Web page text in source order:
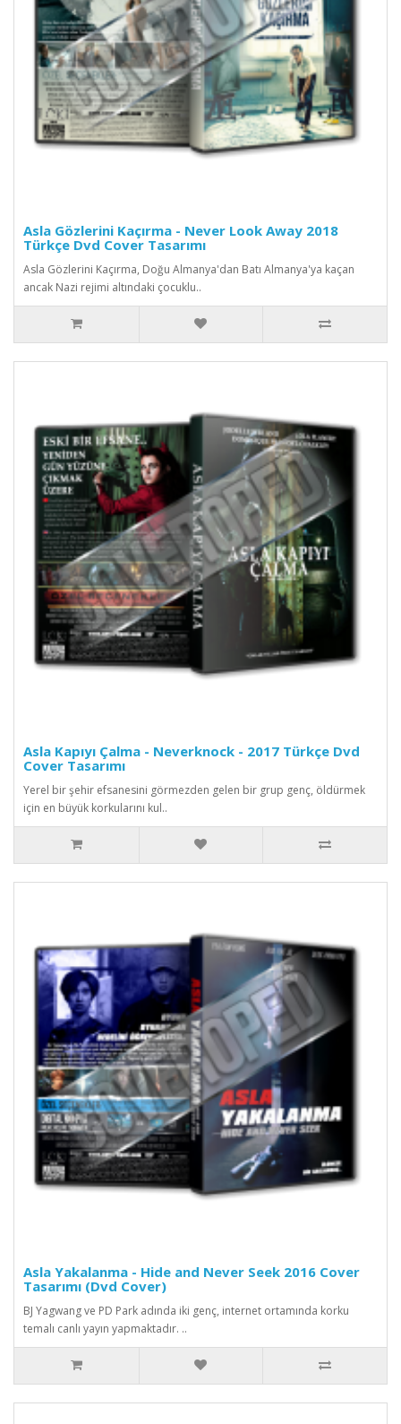
Asla Gözlerini Kaçırma - Never Look Away 2018
Türkçe Dvd Cover Tasarımı
Asla Gözlerini Kaçırma, Doğu Almanya'dan Batı Almanya'ya kaçan
ancak Nazi rejimi altındaki çocuklu..
Asla Kapıyı Çalma - Neverknock - 2017 Türkçe Dvd
Cover Tasarımı
Yerel bir şehir efsanesini görmezden gelen bir grup genç, öldürmek
için en büyük korkularını kul..
Asla Yakalanma - Hide and Never Seek 2016 Cover
Tasarımı (Dvd Cover)
BJ Yagwang ve PD Park adında iki genç, internet ortamında korku
temalı canlı yayın yapmaktadır. ..